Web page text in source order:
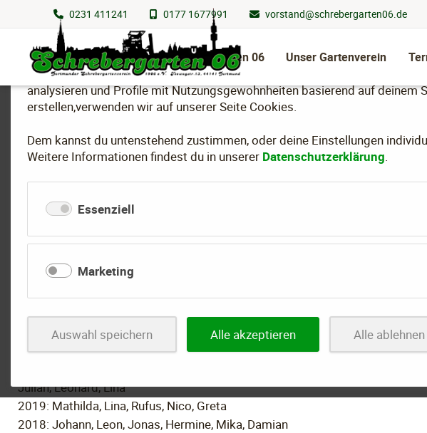
Wir nutzen Cookies
Um essenzielle Funktionen dieser Webseite bereitzustellen, dein
analysieren und Profile mit Nutzungsgewohnheiten basierend auf deinem
erstellen,verwenden wir auf unserer Seite Cookies.
Dem kannst du untenstehend zustimmen, oder deine Einstellungen
Weitere Informationen findest du in unserer Datenschutzerklärung.
Essenziell
Marketing
Auswahl speichern Alle akzeptieren Alle ablehnen
0231 411241 0177 1677991 vorstand@schrebergarten06.de
Schrebergarten 06 Unser Gartenverein
Navigation
überspringen
Das ist die Zukunft des
(01.01.2025)
2024: Romi, Otis, Rian
2023: -/-
2022: Matheo, Larissa, Mia, Hanna, Talia
2021: Bruno, Suri Lou, Ferdinand Carlson, Clara, Jeppe,
Paulina, Levin, Melina
Julian, Leonard, Lina
2019: Mathilda, Lina, Rufus, Nico, Greta
2018: Johann, Leon, Jonas, Hermine, Mika, Damian